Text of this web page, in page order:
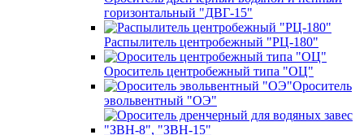
горизонтальный "ДВГ-15"
Распылитель центробежный "РЦ-180"
Ороситель центробежный типа "ОЦ"
Ороситель
эвольвентный "ОЭ"